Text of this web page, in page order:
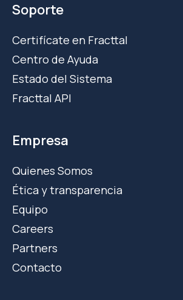
Soporte
Certifícate en Fracttal
Centro de Ayuda
Estado del Sistema
Fracttal API
Empresa
Quienes Somos
Ética y transparencia
Equipo
Careers
Partners
Contacto